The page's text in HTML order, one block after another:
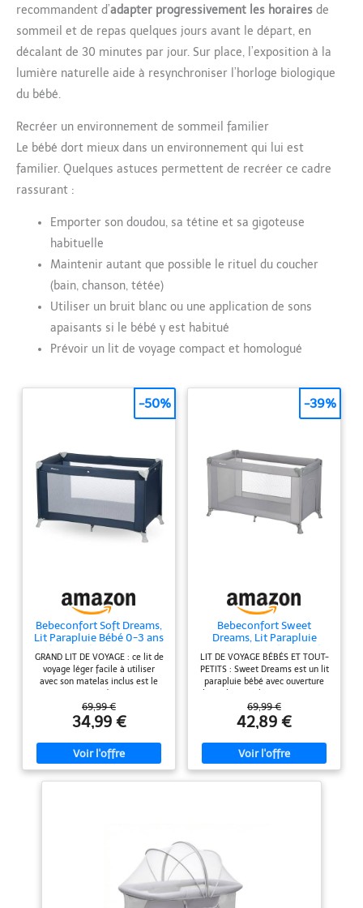
de bébé en toute confiance.
recommandent d’adapter progressivement les horaires de
sommeil et de repas quelques jours avant le départ, en
décalant de 30 minutes par jour. Sur place, l’exposition à la
lumière naturelle aide à resynchroniser l’horloge biologique
du bébé.
Recréer un environnement de sommeil familier
Le bébé dort mieux dans un environnement qui lui est
familier. Quelques astuces permettent de recréer ce cadre
rassurant :
Emporter son doudou, sa tétine et sa gigoteuse
habituelle
Maintenir autant que possible le rituel du coucher
(bain, chanson, tétée)
Utiliser un bruit blanc ou une application de sons
apaisants si le bébé y est habitué
Prévoir un lit de voyage compact et homologué
Bebeconfort Soft Dreams,
Lit Parapluie Bébé 0-3 ans
(0-15 kg), Lit Voyage
Léger, Matelas Fibre de
Bois et Mousse (60 x 120
cm), Sac de Transport,
Navy Blue
GRAND LIT DE VOYAGE : ce lit de
voyage léger facile à utiliser
avec son matelas inclus est le
compagnon de voyage
incontournable (L125.5 x W63 x
H70.5 cm). Convient de la
naissance à env. 3 ans (max. 15
kg) LÉGER (SAC DE TRANSPORT
INCLUS) : pesant 8,55 kg, vous
pouvez facilement plier/déplier
Soft Dreams, le ranger dans le
matelas en mousse (L60 x L120
cm) de 2 cm d'épaisseur qui offre
de la stabilité à votre bébé grâce
à la fibre de bois PLIAGE
PARAPLUIE COMPACT : rapide à
69,99 €
34,99 €
-50%
Bebeconfort Sweet
Dreams, Lit Parapluie
Bébé, 0-3 Ans (0-15 kg),
Léger, Grand Matelas,
Ouverture Latérale, Design
Pliable, Sac de Transport
LIT DE VOYAGE BÉBÉS ET TOUT-
PETITS : Sweet Dreams est un lit
parapluie bébé avec ouverture
latérale, matelas et conception
pliable, pratique pour le
transport et le rangement. Idéal
de la naissance jusqu'à 3 ans (0-
15 kg) UN ESPACE OPTIMAL : ce
lit parapluie bébé avec matelas
spacieux et rembourré (L120 x
l60 cm) offre à vos enfants tout
de son lit de voyage devient un
jeu d’enfant. Votre tout-petit
pourra même s’y glisser seul en
toute autonomie PLIAGE FACILE
ET COMPACT : Sweet Dreams se
69,99 €
42,89 €
-39%